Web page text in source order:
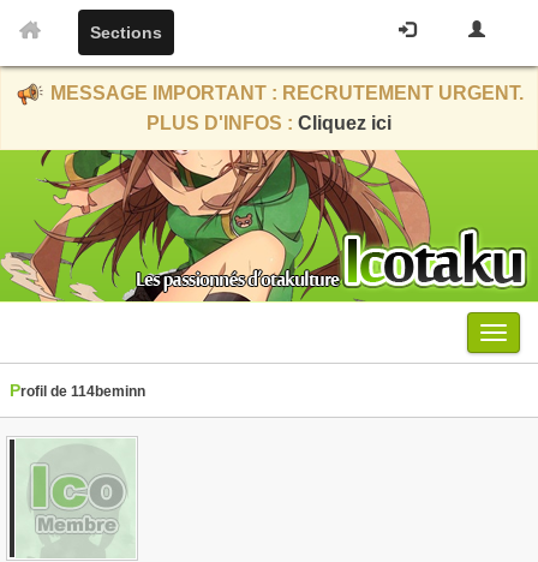
Sections
MESSAGE IMPORTANT : RECRUTEMENT URGENT.
PLUS D'INFOS : Cliquez ici
Menu
Profil de 114beminn